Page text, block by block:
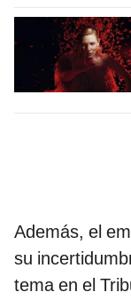
Además, el
su
tema en el